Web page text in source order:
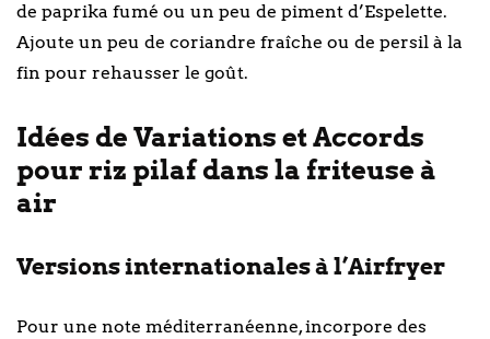
de paprika fumé ou un peu de piment d’Espelette.
Ajoute un peu de coriandre fraîche ou de persil à la
fin pour rehausser le goût.
Idées de Variations et Accords
pour riz pilaf dans la friteuse à
air
Versions internationales à l’Airfryer
Pour une note méditerranéenne, incorpore des